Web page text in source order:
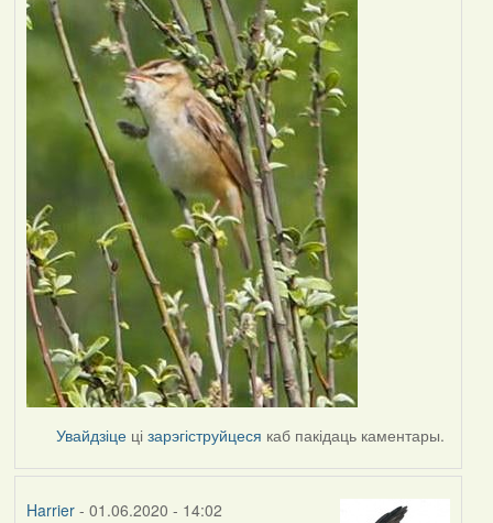
Увайдзіце цізарэгіструйцеся каб пакідаць каментары.
Harrier- 01.06.2020 - 14:02